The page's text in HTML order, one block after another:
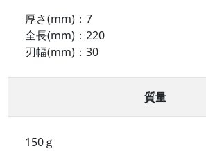
厚さ(mm)：7
全長(mm)：220
刃幅(mm)：30
質量
150ｇ